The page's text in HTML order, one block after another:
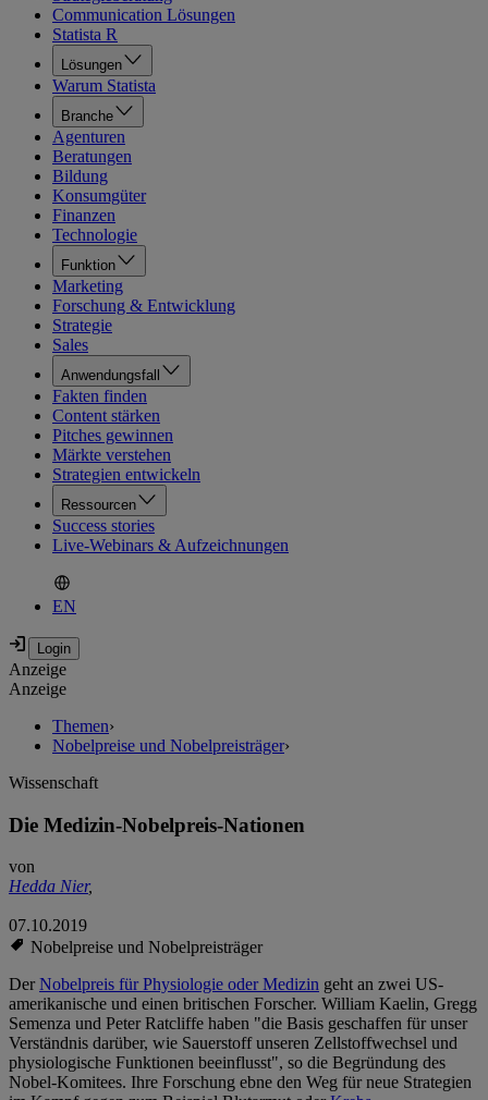
Communication Lösungen
Statista R
Lösungen
Warum Statista
Branche
Agenturen
Beratungen
Bildung
Konsumgüter
Finanzen
Technologie
Funktion
Marketing
Forschung & Entwicklung
Strategie
Sales
Anwendungsfall
Fakten finden
Content stärken
Pitches gewinnen
Märkte verstehen
Strategien entwickeln
Ressourcen
Success stories
Live-Webinars & Aufzeichnungen
EN
Anzeige
Anzeige
Themen›
Nobelpreise und Nobelpreisträger›
Wissenschaft
Die Medizin-Nobelpreis-Nationen
von
Hedda Nier,
07.10.2019
Nobelpreise und Nobelpreisträger
DerNobelpreis für Physiologie oder Medizin geht an zwei US-
amerikanische und einen britischen Forscher. William Kaelin, Gregg
Semenza und Peter Ratcliffe haben "die Basis geschaffen für unser
Verständnis darüber, wie Sauerstoff unseren Zellstoffwechsel und
physiologische Funktionen beeinflusst", so die Begründung des
Nobel-Komitees. Ihre Forschung ebne den Weg für neue Strategien